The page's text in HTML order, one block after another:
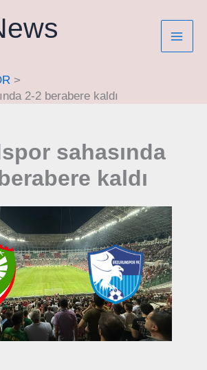
2-2 berabere kaldı
sahasında
kaldı